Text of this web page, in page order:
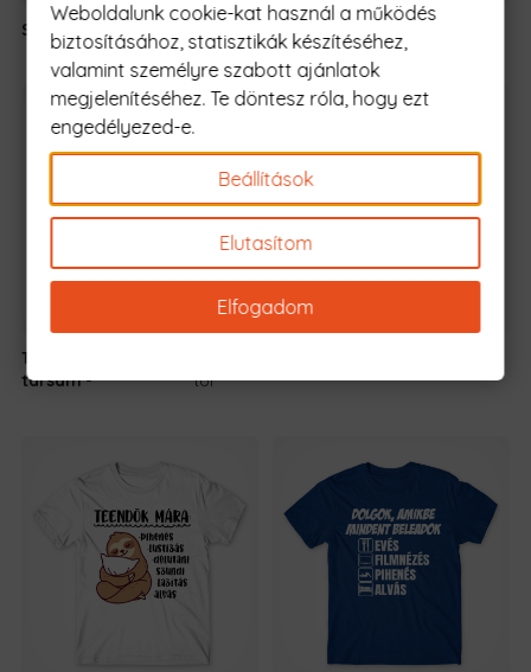
Spaceman 5990 Ft Yin Yang Panda
Te vagy az én lusti
társam
tól
Weboldalunk cookie-kat használ a működés
biztosításához, statisztikák készítéséhez,
valamint személyre szabott ajánlatok
megjelenítéséhez. Te döntesz róla, hogy ezt
engedélyezed-e.
Beállítások
Elutasítom
Elfogadom